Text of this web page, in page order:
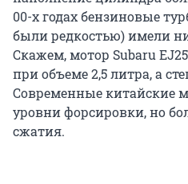
00-х годах бензиновые
были редкостью) имели
Скажем, мотор Subaru
при объеме 2,5 литра, а
Современные китайские
уровни форсировки, но
сжатия.